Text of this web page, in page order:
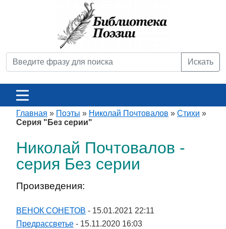
Искать
Главная » Поэты » Николай Почтовалов » Стихи »
Серия "Без серии"
Николай Почтовалов -
серия Без серии
Произведения:
ВЕНОК СОНЕТОВ - 15.01.2021 22:11
Предрассветье - 15.11.2020 16:03